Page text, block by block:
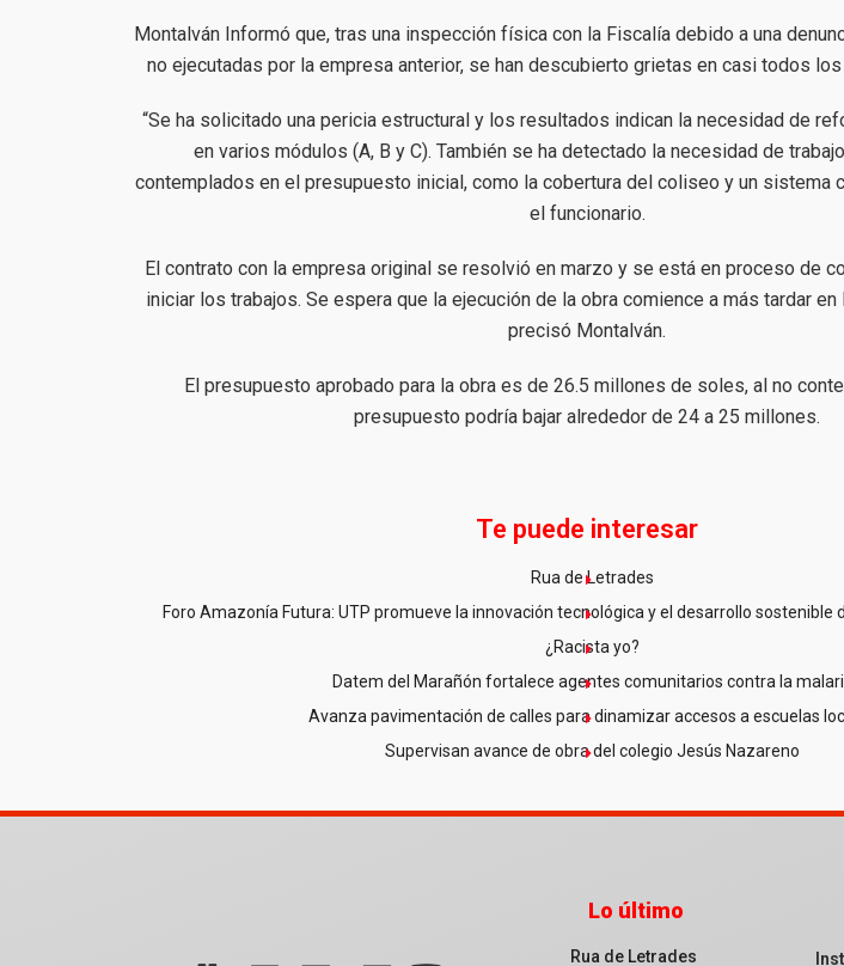
Montalván Informó que, tras una inspección física con la Fiscalía debido a una
no ejecutadas por la empresa anterior, se han descubierto grietas en casi todos
“Se ha solicitado una pericia estructural y los resultados indican la necesidad de
en varios módulos (A, B y C). También se ha detectado la necesidad de
contemplados en el presupuesto inicial, como la cobertura del coliseo y un sistema
el funcionario.
El contrato con la empresa original se resolvió en marzo y se está en proceso de
iniciar los trabajos. Se espera que la ejecución de la obra comience a más tardar
precisó Montalván.
El presupuesto aprobado para la obra es de 26.5 millones de soles, al no
presupuesto podría bajar alrededor de 24 a 25 millones.
Te puede interesar
Rua de Letrades
Foro Amazonía Futura: UTP promueve la innovación tecnológica y el desarrollo sostenible
¿Racista yo?
Datem del Marañón fortalece agentes comunitarios contra la
Avanza pavimentación de calles para dinamizar accesos a escuelas
Supervisan avance de obra del colegio Jesús Nazareno
Lo último
Rua de Letrades